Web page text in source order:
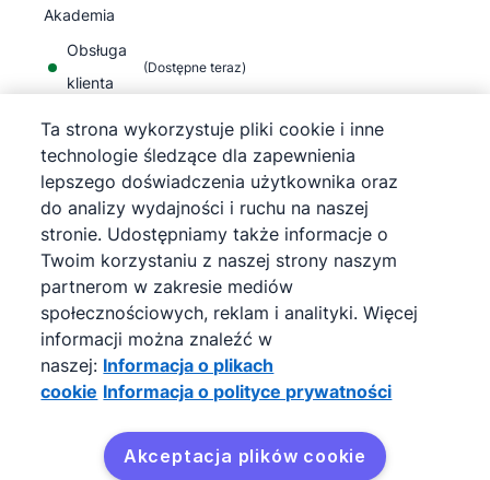
Akademia
Obsługa
klienta
(Dostępne teraz)
© 2026Pipedrive
Pipedrive
Warunki korzystania z usługi
Pipedrive
Informacja o polityce prywatności
Mapa strony
Informacja o plikach cookie
Preferencje plików cookie
Pipedrive to internetowy CRM sprzedaży.
Ta strona wykorzystuje pliki cookie i inne
technologie śledzące dla zapewnienia
lepszego doświadczenia użytkownika oraz
do analizy wydajności i ruchu na naszej
stronie. Udostępniamy także informacje o
Twoim korzystaniu z naszej strony naszym
partnerom w zakresie mediów
społecznościowych, reklam i analityki. Więcej
informacji można znaleźć w
naszej: Informacja o plikach
cookie Informacja o polityce prywatności
Akceptacja plików cookie